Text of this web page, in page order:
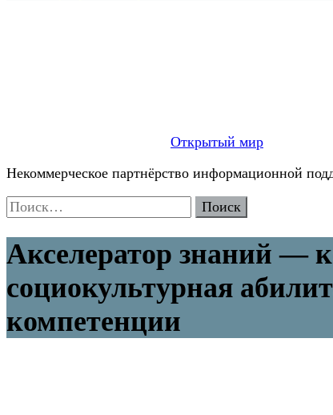
Открытый мир
Некоммерческое партнёрство информационной
Найти:
Акселератор знаний —
социокультурная
компетенции